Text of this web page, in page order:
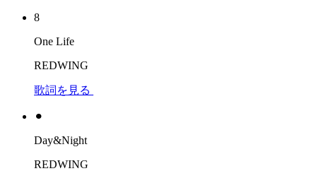
8
One Life
REDWING
歌詞を見る
⚫︎
Day&Night
REDWING